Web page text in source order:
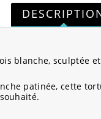
blanche, sculptée
patinée, cette